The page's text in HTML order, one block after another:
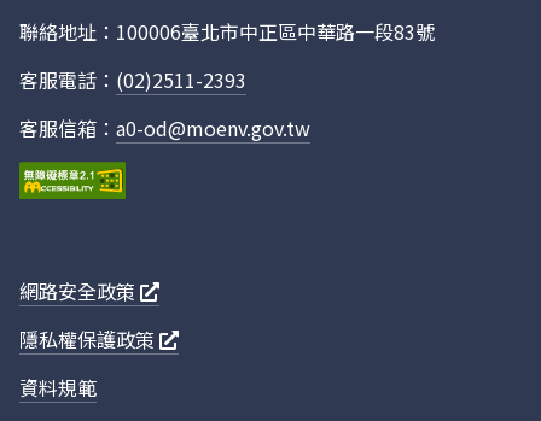
聯絡地址：100006臺北市中正區中華路一段83號
客服電話： (02)2511-2393
客服信箱： a0-od@moenv.gov.tw
網路安全政策
隱私權保護政策
資料規範